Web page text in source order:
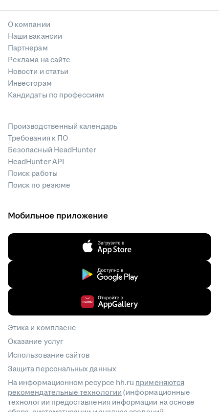
О компании
Наши вакансии
Партнерам
Реклама на сайте
Новости и статьи
Инвесторам
Кандидаты по профессиям
Производственный календарь
Требования к ПО
Безопасный HeadHunter
HeadHunter API
Поиск работы
Поиск по резюме
Мобильное приложение
Этика и комплаенс
Оказание услуг
Использование сайтов
Защита персональных данных
На информационном ресурсе hh.ru применяются
рекомендательные технологии(информационные
технологии предоставления информации на основе